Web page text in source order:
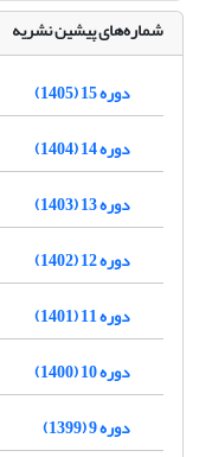
شماره‌های پیشین نشریه
دوره 15 (1405)
دوره 14 (1404)
دوره 13 (1403)
دوره 12 (1402)
دوره 11 (1401)
دوره 10 (1400)
دوره 9 (1399)